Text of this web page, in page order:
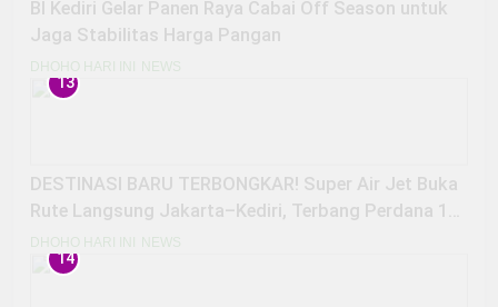
BI Kediri Gelar Panen Raya Cabai Off Season untuk
Jaga Stabilitas Harga Pangan
DHOHO HARI INI NEWS
13
DESTINASI BARU TERBONGKAR! Super Air Jet Buka
Rute Langsung Jakarta–Kediri, Terbang Perdana 10
November 2025
DHOHO HARI INI NEWS
14